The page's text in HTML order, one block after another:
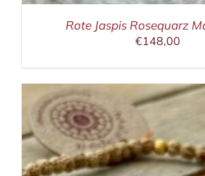
Rote Jaspis Rosequarz
€148,00